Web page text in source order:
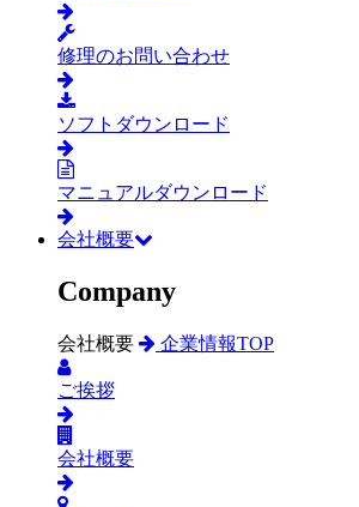
修理のお問い合わせ
ソフトダウンロード
マニュアルダウンロード
会社概要
Company
会社概要 企業情報TOP
ご挨拶
会社概要